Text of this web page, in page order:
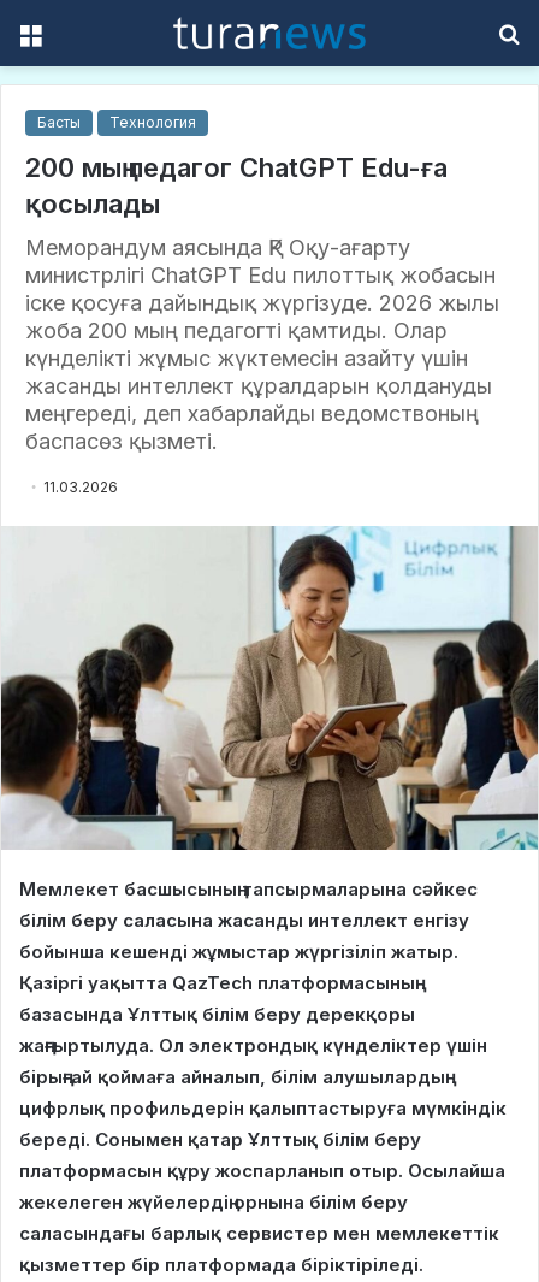
Басты Технология
200 мың педагог ChatGPT Edu-ға
қосылады
Меморандум аясында ҚР Оқу-ағарту
министрлігі ChatGPT Edu пилоттық жобасын
іске қосуға дайындық жүргізуде. 2026 жылы
жоба 200 мың педагогті қамтиды. Олар
күнделікті жұмыс жүктемесін азайту үшін
жасанды интеллект құралдарын қолдануды
меңгереді, деп хабарлайды ведомствоның
баспасөз қызметі.
11.03.2026
Мемлекет басшысының тапсырмаларына сәйкес
білім беру саласына жасанды интеллект енгізу
бойынша кешенді жұмыстар жүргізіліп жатыр.
Қазіргі уақытта QazTech платформасының
базасында Ұлттық білім беру дерекқоры
жаңғыртылуда. Ол электрондық күнделіктер үшін
бірыңғай қоймаға айналып, білім алушылардың
цифрлық профильдерін қалыптастыруға мүмкіндік
береді. Сонымен қатар Ұлттық білім беру
платформасын құру жоспарланып отыр. Осылайша
жекелеген жүйелердің орнына білім беру
саласындағы барлық сервистер мен мемлекеттік
қызметтер бір платформада біріктіріледі.